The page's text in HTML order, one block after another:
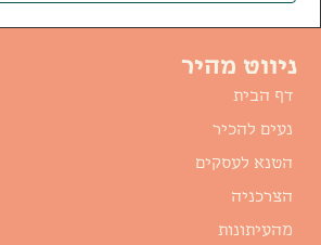
ניווט מהיר
דף הבית
נעים להכיר
הטנא לעסקים
הצרכניה
מהעיתונות